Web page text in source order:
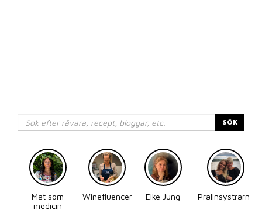
SÖK
Mat som
medicin
Winefluencer Elke Jung
Pralinsystrarna